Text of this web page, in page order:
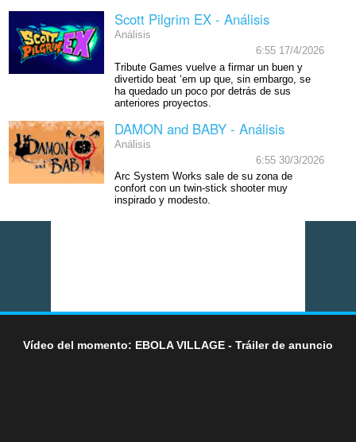
Scott Pilgrim EX - Análisis
Análisis
6:55 17/4/2026
Tribute Games vuelve a firmar un buen y
divertido beat ‘em up que, sin embargo, se
ha quedado un poco por detrás de sus
anteriores proyectos.
DAMON and BABY - Análisis
Análisis
6:55 30/3/2026
Arc System Works sale de su zona de
confort con un twin-stick shooter muy
inspirado y modesto.
Vídeo del momento: EBOLA VILLAGE - Tráiler de anuncio